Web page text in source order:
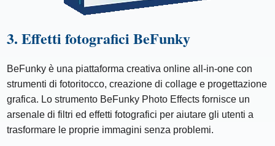
3. Effetti fotografici BeFunky
BeFunky è una piattaforma creativa online all-in-one con
strumenti di fotoritocco, creazione di collage e progettazione
grafica. Lo strumento BeFunky Photo Effects fornisce un
arsenale di filtri ed effetti fotografici per aiutare gli utenti a
trasformare le proprie immagini senza problemi.